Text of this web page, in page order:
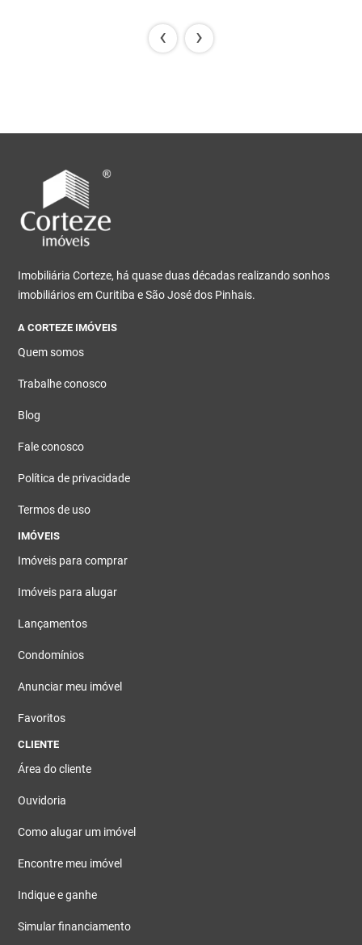
‹ ›
Imobiliária Corteze, há quase duas décadas realizando sonhos
imobiliários em Curitiba e São José dos Pinhais.
A CORTEZE IMÓVEIS
Quem somos
Trabalhe conosco
Blog
Fale conosco
Política de privacidade
Termos de uso
IMÓVEIS
Imóveis para comprar
Imóveis para alugar
Lançamentos
Condomínios
Anunciar meu imóvel
Favoritos
CLIENTE
Área do cliente
Ouvidoria
Como alugar um imóvel
Encontre meu imóvel
Indique e ganhe
Simular financiamento